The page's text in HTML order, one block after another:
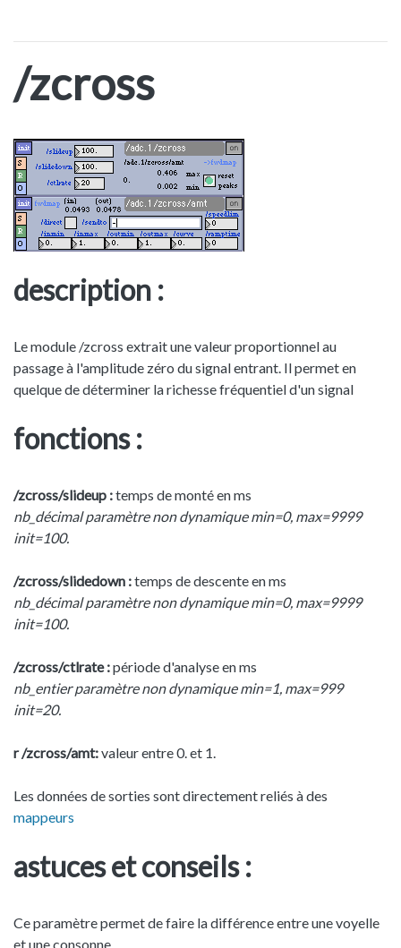
/zcross
description :
Le module /zcross extrait une valeur proportionnel au
passage à l'amplitude zéro du signal entrant. Il permet en
quelque de déterminer la richesse fréquentiel d'un signal
fonctions :
/zcross/slideup :temps de monté en ms
nb_décimal paramètre non dynamique min=0, max=9999
init=100.
/zcross/slidedown :temps de descente en ms
nb_décimal paramètre non dynamique min=0, max=9999
init=100.
/zcross/ctlrate :période d'analyse en ms
nb_entier paramètre non dynamique min=1, max=999
init=20.
r /zcross/amt:valeur entre 0. et 1.
Les données de sorties sont directement reliés à des
mappeurs
astuces et conseils :
Ce paramètre permet de faire la différence entre une voyelle
et une consonne.